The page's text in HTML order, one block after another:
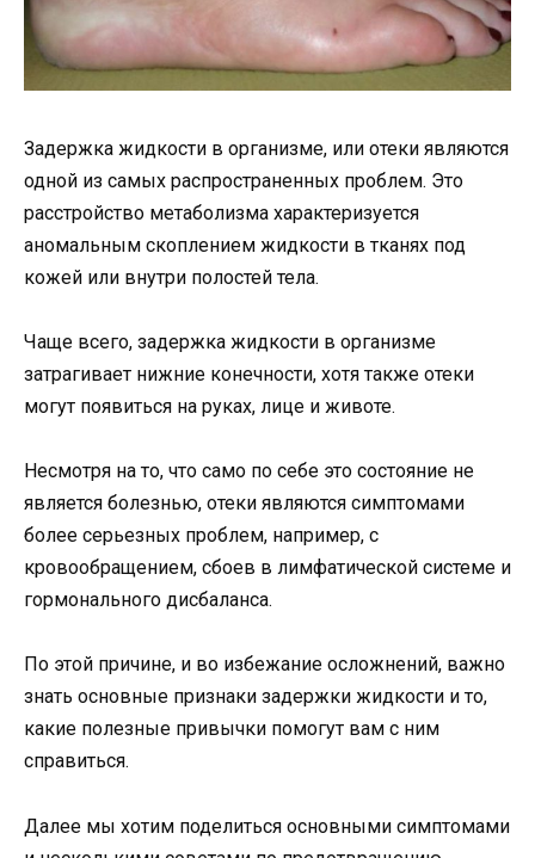
Задержка жидкости в организме, или отеки являются
одной из самых распространенных проблем. Это
расстройство метаболизма характеризуется
аномальным скоплением жидкости в тканях под
кожей или внутри полостей тела.
Чаще всего, задержка жидкости в организме
затрагивает нижние конечности, хотя также отеки
могут появиться на руках, лице и животе.
Несмотря на то, что само по себе это состояние не
является болезнью, отеки являются симптомами
более серьезных проблем, например, с
кровообращением, сбоев в лимфатической системе и
гормонального дисбаланса.
По этой причине, и во избежание осложнений, важно
знать основные признаки задержки жидкости и то,
какие полезные привычки помогут вам с ним
справиться.
Далее мы хотим поделиться основными симптомами